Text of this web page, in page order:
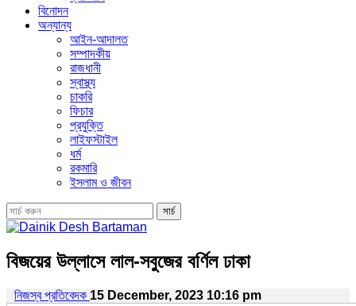
বিনোদন
অন্যান্য
আইন-আদালত
সম্পাদকীয়
রাজধানী
স্বাস্থ্য
চাকরি
ফিচার
প্রযুক্তি
লাইফস্টাইল
ধর্ম
রকমারি
ইসলাম ও জীবন
বিজয়ের উল্লাসে লাল-সবুজের বর্ণিল ঢাকা
নিজস্ব প্রতিবেদক 15 December, 2023 10:16 pm